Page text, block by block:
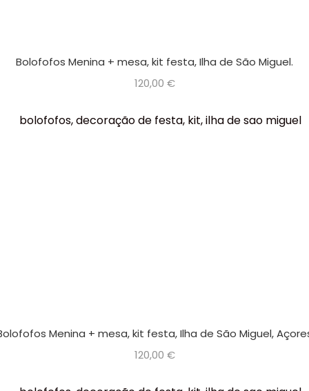
Bolofofos Menina + mesa, kit festa, Ilha de São Miguel.
120,00 €
Menina + mesa, kit festa, Ilha de São Miguel,
120,00 €